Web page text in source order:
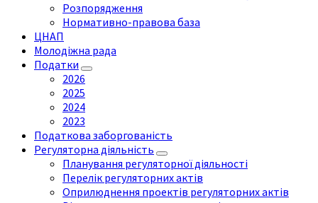
Розпорядження
Нормативно-правова база
ЦНАП
Молодіжна рада
Податки
2026
2025
2024
2023
Податкова заборгованість
Регуляторна діяльність
Планування регуляторної діяльності
Перелік регуляторних актів
Оприлюднення проектів регуляторних актів